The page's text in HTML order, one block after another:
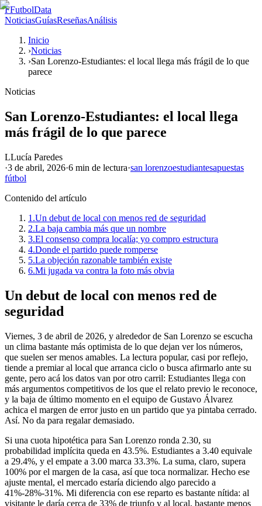
FFutbolData
NoticiasGuíasReseñasAnálisis
Inicio
›Noticias
›San Lorenzo-Estudiantes: el local llega más frágil de lo que
parece
Noticias
San Lorenzo-Estudiantes: el local llega
más frágil de lo que parece
LLucía Paredes
·3 de abril, 2026·6 min de lectura·san lorenzoestudiantesapuestas
fútbol
Contenido del artículo
1.Un debut de local con menos red de seguridad
2.La baja cambia más que un nombre
3.El consenso compra localía; yo compro estructura
4.Donde el partido puede romperse
5.La objeción razonable también existe
6.Mi jugada va contra la foto más obvia
Un debut de local con menos red de
seguridad
Viernes, 3 de abril de 2026, y alrededor de San Lorenzo se escucha
un clima bastante más optimista de lo que dejan ver los números,
que suelen ser menos amables. La lectura popular, casi por reflejo,
tiende a premiar al local que arranca ciclo o busca afirmarlo ante su
gente, pero acá los datos van por otro carril: Estudiantes llega con
más argumentos competitivos de los que el relato previo le reconoce,
y la baja de último momento en el equipo de Gustavo Álvarez
achica el margen de error justo en un partido que ya pintaba cerrado.
Así. No da para regalar demasiado.
Si una cuota hipotética para San Lorenzo ronda 2.30, su
probabilidad implícita queda en 43.5%. Estudiantes a 3.40 equivale
a 29.4%, y el empate a 3.00 marca 33.3%. La suma, claro, supera
100% por el margen de la casa, así que toca normalizar. Hecho ese
ajuste mental, el mercado estaría diciendo algo parecido a
41%-28%-31%. Mi diferencia con ese reparto es bastante nítida: al
visitante le daría cerca de 33% de triunfo y al local, bastante menos